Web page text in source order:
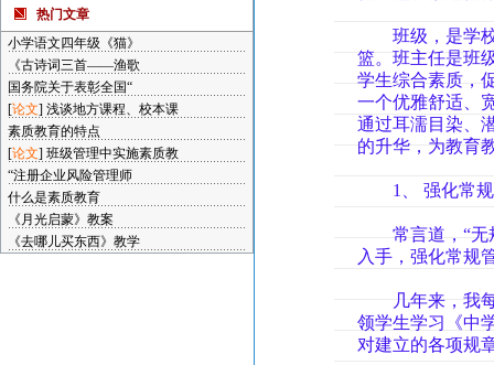
热门文章
小学语文四年级《猫》
《古诗词三首——渔歌
国务院关于表彰全国“
[论文] 浅谈地方课程、校本课
素质教育的特点
[论文] 班级管理中实施素质教
“注册企业风险管理师
什么是素质教育
《月光启蒙》教案
《去哪儿买东西》教学
班级，是学校
篮。班主任是班
学生综合素质，
一个优雅舒适、
通过耳濡目染、
的升华，为教育
1、 强化常规
常言道，“无规
入手，强化常规
几年来，我每
领学生学习《中
对建立的各项规